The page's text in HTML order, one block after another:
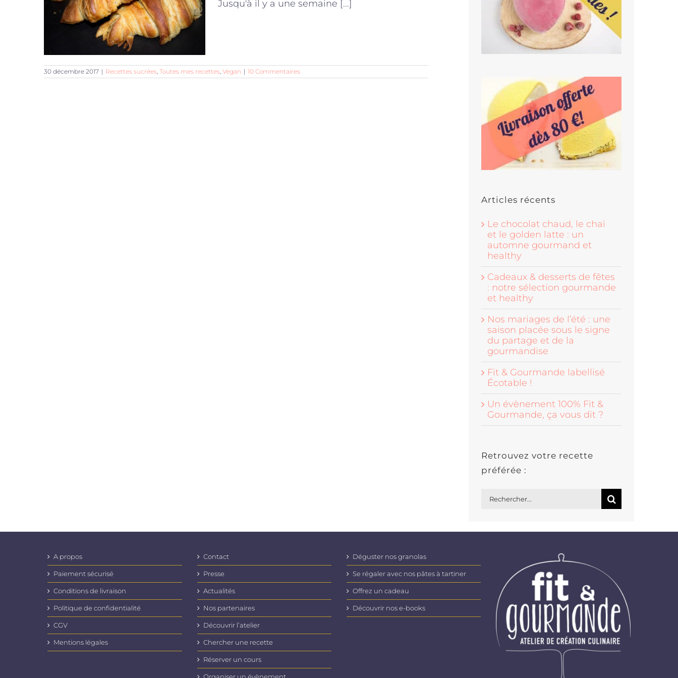
Jusqu'à il y a une semaine [...]
30 décembre 2017 | Recettes sucrées, Toutes mes recettes, Vegan | 10 Commentaires
Articles récents
Le chocolat chaud, le chaï
et le golden latte : un
automne gourmand et
healthy
Cadeaux & desserts de fêtes
: notre sélection gourmande
et healthy
Nos mariages de l’été : une
saison placée sous le signe
du partage et de la
gourmandise
Fit & Gourmande labellisé
Écotable !
Un évènement 100% Fit &
Gourmande, ça vous dit ?
Retrouvez votre recette
préférée :
A propos
Paiement sécurisé
Conditions de livraison
Politique de confidentialité
CGV
Mentions légales
Contact
Presse
Actualités
Nos partenaires
Découvrir l’atelier
Chercher une recette
Réserver un cours
Déguster nos granolas
Se régaler avec nos pâtes à tartiner
Offrez un cadeau
Découvrir nos e-books